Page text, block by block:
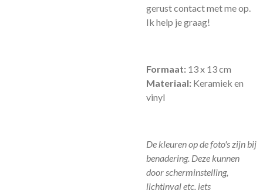
gerust contact met me op.
Ik help je graag!
Formaat: 13 x 13 cm
Materiaal: Keramiek en
vinyl
De kleuren op de foto's zijn bij
benadering. Deze kunnen
door scherminstelling,
lichtinval etc. iets